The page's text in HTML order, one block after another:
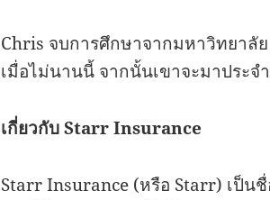
Chris จบการศึกษาจากมหาวิทยาลั
เมื่อไม่นานนี้ จากนั้นเขาจะมาประจ
เกี่ยวกับStarr Insurance
Starr Insurance (หรือ Starr) เป็น